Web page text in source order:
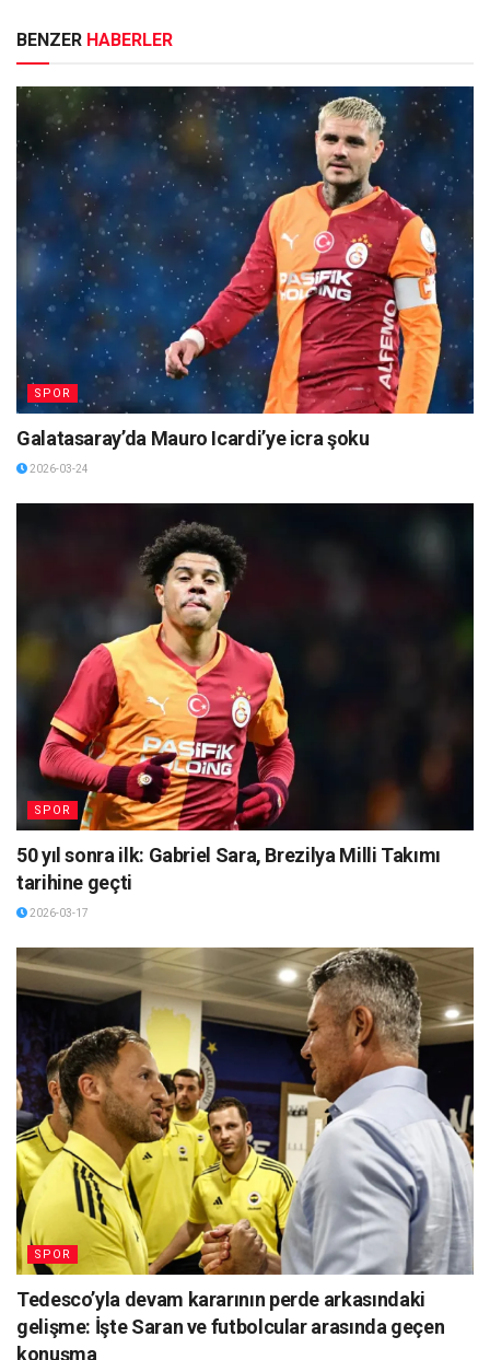
BENZER HABERLER
SPOR
Galatasaray’da Mauro Icardi’ye icra şoku
2026-03-24
SPOR
50 yıl sonra ilk: Gabriel Sara, Brezilya Milli Takımı
tarihine geçti
2026-03-17
SPOR
Tedesco’yla devam kararının perde arkasındaki
gelişme: İşte Saran ve futbolcular arasında geçen
konuşma